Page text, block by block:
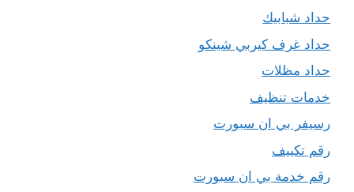
حداد شبابيك
حداد غرف كيربي شينكو
حداد مظلات
خدمات تنظيف
رسيفر بي ان سبورت
رقم تكييف
رقم خدمة بي ان سبورت